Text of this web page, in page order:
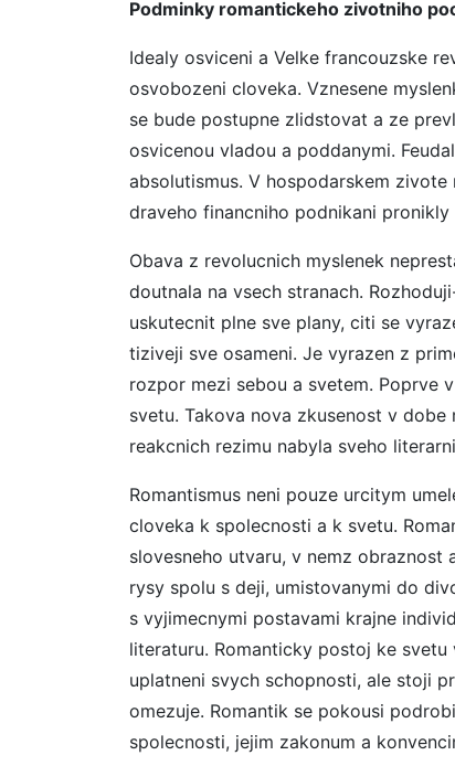
Podminky romantickeho zivotniho
Idealy osviceni a Velke francouzske
osvobozeni cloveka. Vznesene
se bude postupne zlidstovat a ze
osvicenou vladou a poddanymi.
absolutismus. V hospodarskem
draveho financniho podnikani
Obava z revolucnich myslenek
doutnala na vsech stranach.
uskutecnit plne sve plany, citi se
tiziveji sve osameni. Je vyrazen z
rozpor mezi sebou a svetem. Poprve
svetu. Takova nova zkusenost v
reakcnich rezimu nabyla sveho
Romantismus neni pouze urcitym
cloveka k spolecnosti a k svetu.
slovesneho utvaru, v nemz
rysy spolu s deji, umistovanymi do
s vyjimecnymi postavami krajne
literaturu. Romanticky postoj ke
uplatneni svych schopnosti, ale stoji
omezuje. Romantik se pokousi
spolecnosti, jejim zakonum a